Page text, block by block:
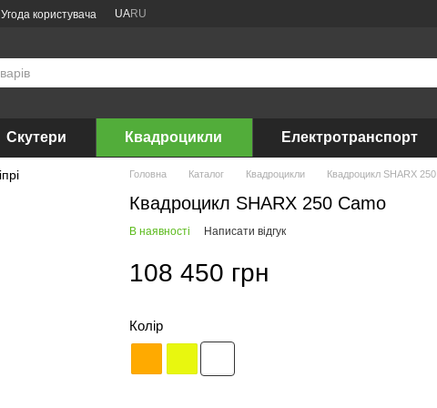
Угода користувача UARU
Скутери Квадроцикли Електротранспорт
Головна Каталог Квадроцикли Квадроцикл SHARX 250
Квадроцикл SHARX 250 Camo
В наявності Написати відгук
108 450 грн
Колір